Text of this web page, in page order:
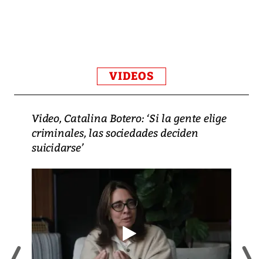
VIDEOS
Video, Catalina Botero: ‘Si la gente elige
criminales, las sociedades deciden
suicidarse’